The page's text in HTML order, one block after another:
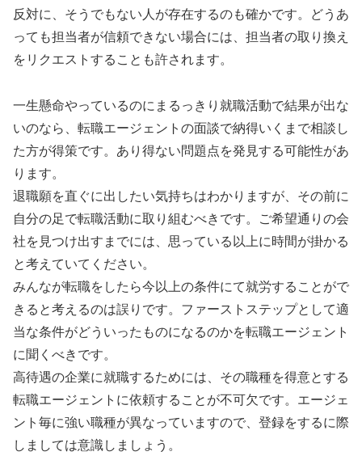
反対に、そうでもない人が存在するのも確かです。どうあ
っても担当者が信頼できない場合には、担当者の取り換え
をリクエストすることも許されます。
一生懸命やっているのにまるっきり就職活動で結果が出な
いのなら、転職エージェントの面談で納得いくまで相談し
た方が得策です。あり得ない問題点を発見する可能性があ
ります。
退職願を直ぐに出したい気持ちはわかりますが、その前に
自分の足で転職活動に取り組むべきです。ご希望通りの会
社を見つけ出すまでには、思っている以上に時間が掛かる
と考えていてください。
みんなが転職をしたら今以上の条件にて就労することがで
きると考えるのは誤りです。ファーストステップとして適
当な条件がどういったものになるのかを転職エージェント
に聞くべきです。
高待遇の企業に就職するためには、その職種を得意とする
転職エージェントに依頼することが不可欠です。エージェ
ント毎に強い職種が異なっていますので、登録をするに際
しましては意識しましょう。